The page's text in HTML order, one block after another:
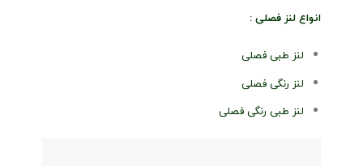
انواع لنز فصلی :
لنز طبی فصلی
لنز رنگی فصلی
لنز طبی رنگی فصلی